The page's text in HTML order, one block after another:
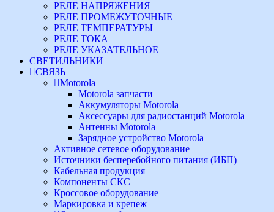
РЕЛЕ НАПРЯЖЕНИЯ
РЕЛЕ ПРОМЕЖУТОЧНЫЕ
РЕЛЕ ТЕМПЕРАТУРЫ
РЕЛЕ ТОКА
РЕЛЕ УКАЗАТЕЛЬНОЕ
СВЕТИЛЬНИКИ
СВЯЗЬ
Motorola
Motorola запчасти
Аккумуляторы Motorola
Аксессуары для радиостанций Motorola
Антенны Motorola
Зарядное устройство Motorola
Активное сетевое оборудование
Источники бесперебойного питания (ИБП)
Кабельная продукция
Компоненты СКС
Кроссовое оборудование
Маркировка и крепеж